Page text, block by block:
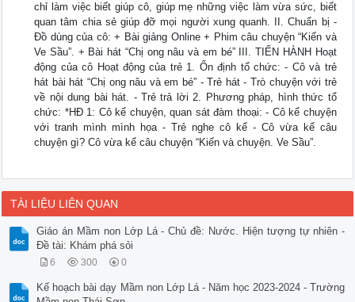
chỉ làm việc biết giúp cô, giúp mẹ những việc làm vừa sức, biết
quan tâm chia sẻ giúp đỡ mọi người xung quanh. II. Chuẩn bị -
Đồ dùng của cô: + Bài giảng Online + Phim câu chuyện “Kiến và
Ve Sầu”. + Bài hát “Chị ong nâu và em bé” III. TIẾN HÀNH Hoạt
động của cô Hoạt động của trẻ 1. Ổn định tổ chức: - Cô và trẻ
hát bài hát “Chị ong nâu và em bé” - Trẻ hát - Trò chuyện với trẻ
về nội dung bài hát. - Trẻ trả lời 2. Phương pháp, hình thức tổ
chức: *HĐ 1: Cô kể chuyện, quan sát đàm thoại: - Cô kể chuyện
với tranh mình mình họa - Trẻ nghe cô kể - Cô vừa kể câu
chuyện gì? Cô vừa kể câu chuyện “Kiến và chuyện. Ve Sầu”.
TÀI LIỆU LIÊN QUAN
Giáo án Mầm non Lớp Lá - Chủ đề: Nước. Hiện tượng tự nhiên -
Đề tài: Khám phá sỏi
6 300 0
Kế hoạch bài dạy Mầm non Lớp Lá - Năm học 2023-2024 - Trường